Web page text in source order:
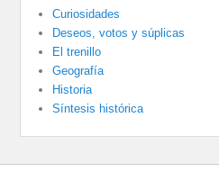
Curiosidades
Deseos, votos y súplicas
El trenillo
Geografía
Historia
Síntesis histórica